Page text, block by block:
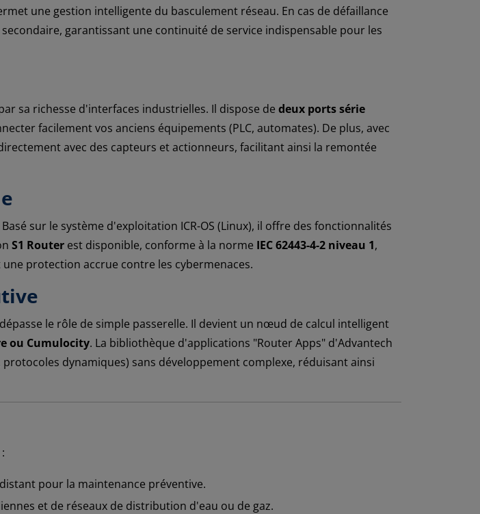
une gestion intelligente du basculement réseau. En cas de défaillance
garantissant une continuité de service indispensable pour les
sa richesse d'interfaces industrielles. Il dispose de deux ports série
facilement vos anciens équipements (PLC, automates). De plus, avec
avec des capteurs et actionneurs, facilitant ainsi la remontée
Basé sur le système d'exploitation ICR-OS (Linux), il offre des fonctionnalités
S1 Router est disponible, conforme à la norme IEC 62443-4-2 niveau 1,
protection accrue contre les cybermenaces.
dépasse le rôle de simple passerelle. Il devient un nœud de calcul intelligent
ou Cumulocity. La bibliothèque d'applications "Router Apps" d'Advantech
dynamiques) sans développement complexe, réduisant ainsi
pour la maintenance préventive.
et de réseaux de distribution d'eau ou de gaz.